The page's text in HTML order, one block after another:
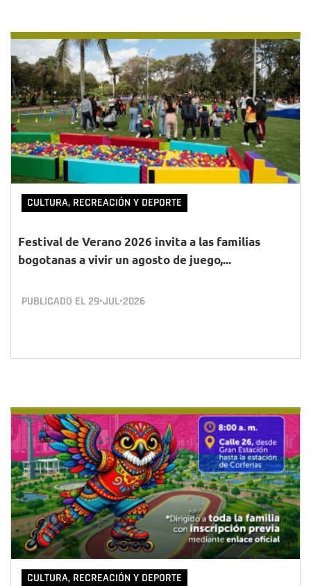
CULTURA, RECREACIÓN Y DEPORTE
Festival de Verano 2026 invita a las familias
bogotanas a vivir un agosto de juego,...
PUBLICADO EL 29•JUL•2026
CULTURA, RECREACIÓN Y DEPORTE